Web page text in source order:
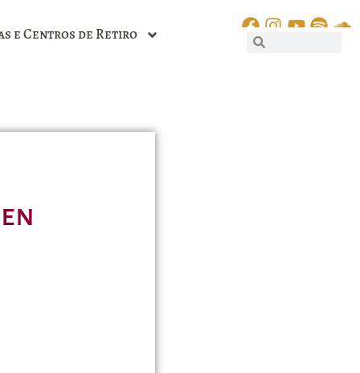
e Centros de Retiro